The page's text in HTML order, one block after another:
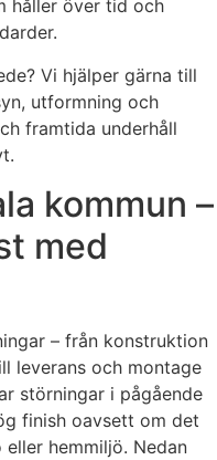
håller över tid och
Vi hjälper gärna till
utformning och
framtida underhåll
kommun –
med
– från konstruktion
leverans och montage
störningar i pågående
finish oavsett om det
hemmiljö. Nedan